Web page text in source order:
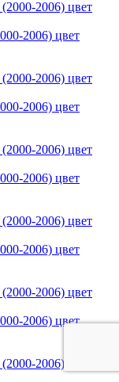
2006) цвет
2006) цвет
2006) цвет
2006) цвет
2006) цвет